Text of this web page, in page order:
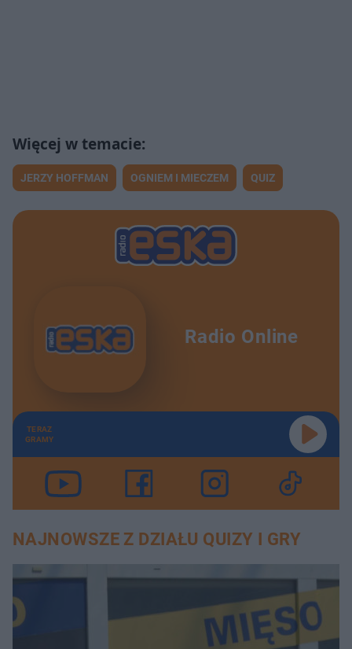
JERZY HOFFMAN OGNIEM I MIECZEM QUIZ
Radio Online
TERAZ
GRAMY
NAJNOWSZE Z DZIAŁU QUIZY I GRY